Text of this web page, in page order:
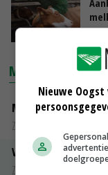
10-
MARKTPRIJZEN
Magere melkpoeder
Zuivel weekprijzen
Volle melkpoeder
Zuivel weekprijzen
Nieuwe